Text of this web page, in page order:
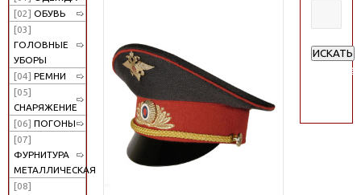
[02] ОБУВЬ
[03]
ГОЛОВНЫЕ
УБОРЫ
[04] РЕМНИ
[05]
СНАРЯЖЕНИЕ
[06] ПОГОНЫ
[07]
ФУРНИТУРА
МЕТАЛЛИЧЕСКАЯ
[08]
ИСКАТЬ